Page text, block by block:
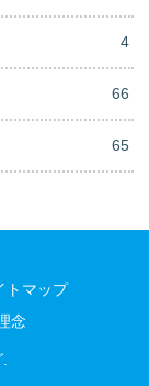
4
66
65
トマップ
念